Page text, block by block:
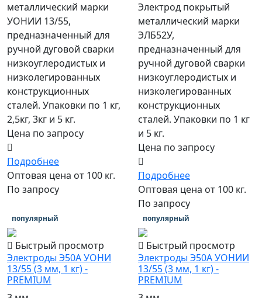
металлический марки
УОНИИ 13/55,
предназначенный для
ручной дуговой сварки
низкоуглеродистых и
низколегированных
конструкционных
сталей. Упаковки по 1 кг,
2,5кг, 3кг и 5 кг.
Цена по запросу
Подробнее
Оптовая цена от 100 кг.
По запросу
Электрод покрытый
металлический марки
ЭЛБ52У,
предназначенный для
ручной дуговой сварки
низкоуглеродистых и
низколегированных
конструкционных
сталей. Упаковки по 1 кг
и 5 кг.
Цена по запросу
Подробнее
Оптовая цена от 100 кг.
По запросу
популярный
Быстрый просмотр
Электроды Э50А УОНИ
13/55 (3 мм, 1 кг) -
PREMIUM
популярный
Быстрый просмотр
Электроды Э50А УОНИИ
13/55 (3 мм, 1 кг) -
PREMIUM